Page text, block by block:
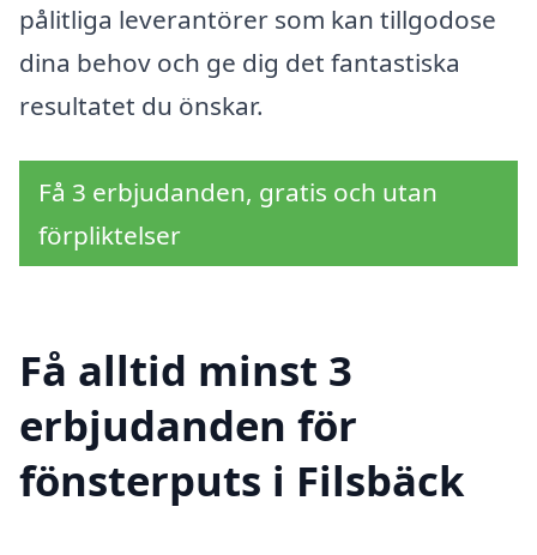
pålitliga leverantörer som kan tillgodose
dina behov och ge dig det fantastiska
resultatet du önskar.
Få 3 erbjudanden, gratis och utan
förpliktelser
Få alltid minst 3
erbjudanden för
fönsterputs i Filsbäck